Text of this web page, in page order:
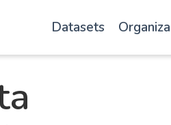
Datasets